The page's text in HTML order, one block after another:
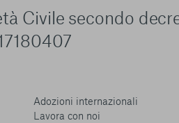
Civile secondo
Adozioni internazionali
Lavora con noi